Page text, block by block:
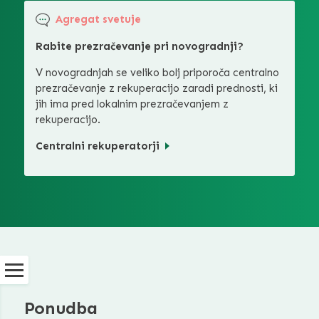
Agregat svetuje
Rabite prezračevanje pri novogradnji?
V novogradnjah se veliko bolj priporoča centralno
prezračevanje z rekuperacijo zaradi prednosti, ki
jih ima pred lokalnim prezračevanjem z
rekuperacijo.
Centralni rekuperatorji
Ponudba